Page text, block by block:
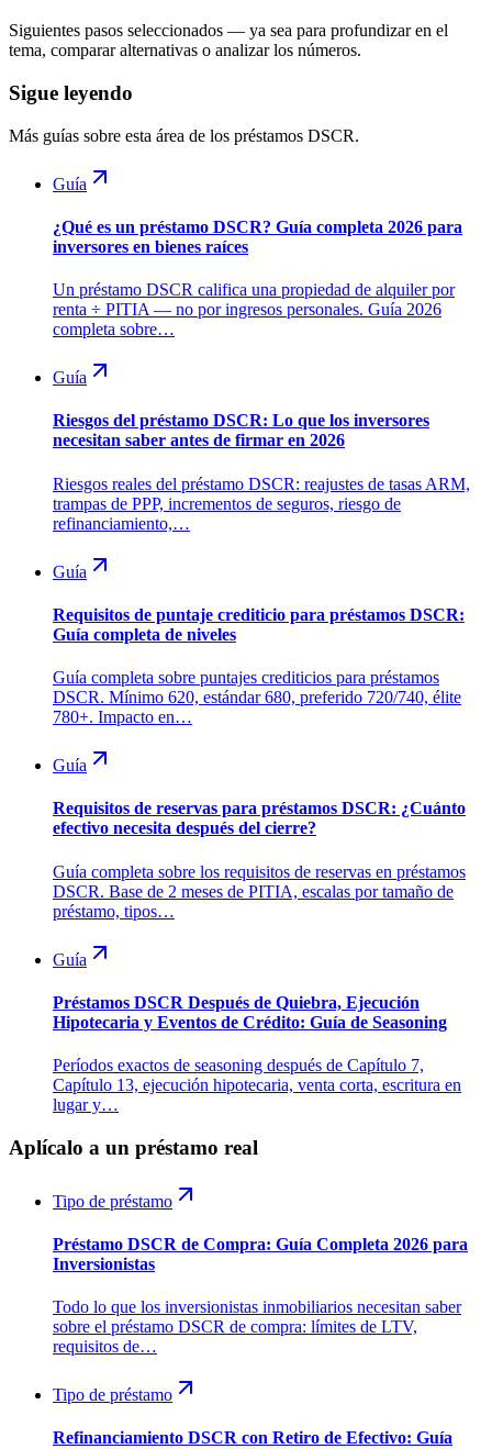
Siguientes pasos seleccionados — ya sea para profundizar en el
tema, comparar alternativas o analizar los números.
Sigue leyendo
Más guías sobre esta área de los préstamos DSCR.
Guía
¿Qué es un préstamo DSCR? Guía completa 2026 para
inversores en bienes raíces
Un préstamo DSCR califica una propiedad de alquiler por
renta ÷ PITIA — no por ingresos personales. Guía 2026
completa sobre…
Guía
Riesgos del préstamo DSCR: Lo que los inversores
necesitan saber antes de firmar en 2026
Riesgos reales del préstamo DSCR: reajustes de tasas ARM,
trampas de PPP, incrementos de seguros, riesgo de
refinanciamiento,…
Guía
Requisitos de puntaje crediticio para préstamos DSCR:
Guía completa de niveles
Guía completa sobre puntajes crediticios para préstamos
DSCR. Mínimo 620, estándar 680, preferido 720/740, élite
780+. Impacto en…
Guía
Requisitos de reservas para préstamos DSCR: ¿Cuánto
efectivo necesita después del cierre?
Guía completa sobre los requisitos de reservas en préstamos
DSCR. Base de 2 meses de PITIA, escalas por tamaño de
préstamo, tipos…
Guía
Préstamos DSCR Después de Quiebra, Ejecución
Hipotecaria y Eventos de Crédito: Guía de Seasoning
Períodos exactos de seasoning después de Capítulo 7,
Capítulo 13, ejecución hipotecaria, venta corta, escritura en
lugar y…
Aplícalo a un préstamo real
Tipo de préstamo
Préstamo DSCR de Compra: Guía Completa 2026 para
Inversionistas
Todo lo que los inversionistas inmobiliarios necesitan saber
sobre el préstamo DSCR de compra: límites de LTV,
requisitos de…
Tipo de préstamo
Refinanciamiento DSCR con Retiro de Efectivo: Guía